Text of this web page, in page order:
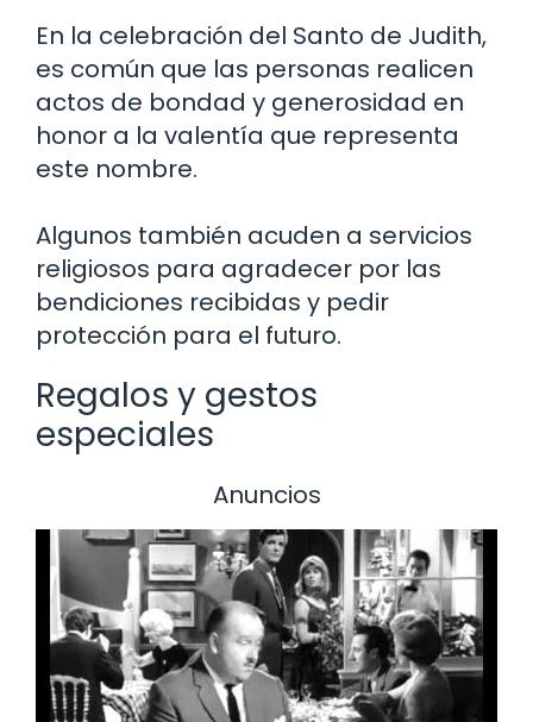
En la celebración del Santo de Judith,
es común que las personas realicen
actos de bondad y generosidad en
honor a la valentía que representa
este nombre.
Algunos también acuden a servicios
religiosos para agradecer por las
bendiciones recibidas y pedir
protección para el futuro.
Regalos y gestos
especiales
Anuncios